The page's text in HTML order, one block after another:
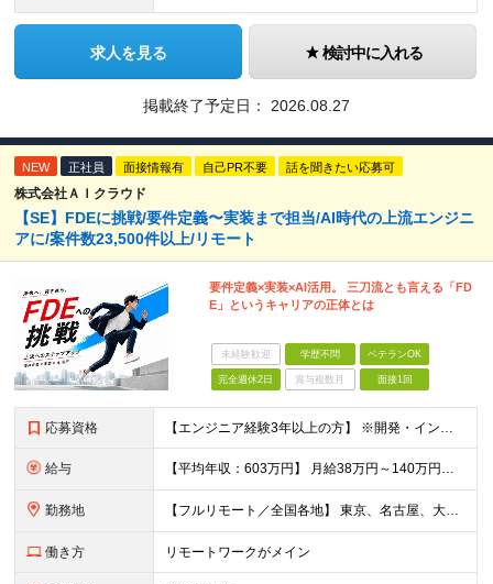
求人を見る 検討中に入れる
掲載終了予定日： 2026.08.27
NEW 正社員 面接情報有 自己PR不要 話を聞きたい応募可
株式会社ＡＩクラウド
【SE】FDEに挑戦/要件定義〜実装まで担当/AI時代の上流エンジニ
アに/案件数23,500件以上/リモート
要件定義×実装×AI活用。 三刀流とも言える「FD
E」というキャリアの正体とは
未経験歓迎 学歴不問 ベテランOK
完全週休2日 賞与複数月 面接1回
応募資格 【エンジニア経験3年以上の方】 ※開発・インフラ・工程・言語一切不問 ※文理・学歴不問 【歓迎条件】 ◆Python実務経験がある方 ◆LLM・生成AIを使った開発経験がある方 ◆要件定義・顧客折衝
給与 【平均年収：603万円】 月給38万円～140万円＋諸手当（経験者） 【平均年収603万円】 ※案件の契約内容や昇給額などはすべて開示します。 ※経験や能力を考慮し決定します。 ※月給には固定残業
勤務地 【フルリモート／全国各地】 東京、名古屋、大阪、福岡を中心とした全国のプロジェクトにアサイン。 ※プロジェクトは完全選択制です。 ※フルリモート、ハイブリッド型、常駐案件から自由に選択可能です。 ※転
働き方 リモートワークがメイン